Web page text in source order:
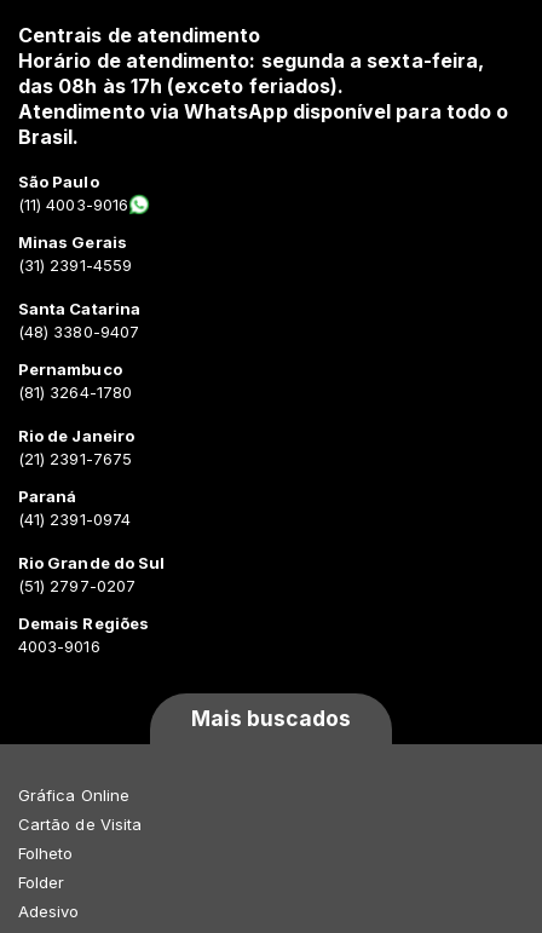
Centrais de atendimento
Horário de atendimento: segunda a sexta-feira,
das 08h às 17h (exceto feriados).
Atendimento via WhatsApp disponível para todo o
Brasil.
São Paulo
(11) 4003-9016
Minas Gerais
(31) 2391-4559
Santa Catarina
(48) 3380-9407
Pernambuco
(81) 3264-1780
Rio de Janeiro
(21) 2391-7675
Paraná
(41) 2391-0974
Rio Grande do Sul
(51) 2797-0207
Demais Regiões
4003-9016
Mais buscados
Gráfica Online
Cartão de Visita
Folheto
Folder
Adesivo